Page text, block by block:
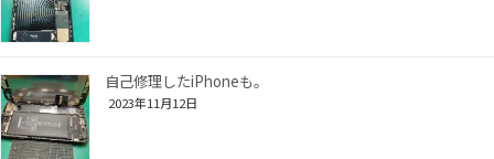
自己修理したiPhoneも。
2023年11月12日